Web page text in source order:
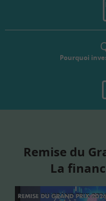
Pourquoi
Remise du
La